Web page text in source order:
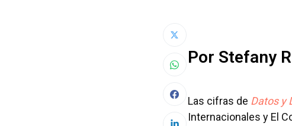
Por Stefany
Las cifras de Datos y
Internacionales y El